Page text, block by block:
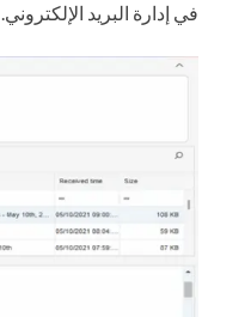
في إدارة البريد الإلكتروني.